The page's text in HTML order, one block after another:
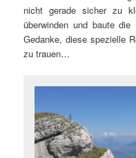
nicht gerade sicher zu
überwinden und baute
Gedanke, diese spezielle
zu trauen…